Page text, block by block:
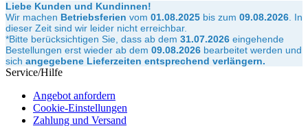
Liebe Kunden und Kundinnen!
Wir machen Betriebsferien vom 01.08.2025 bis zum 09.08.2026 In
dieser Zeit sind wir leider nicht erreichbar.
*Bitte berücksichtigen Sie, dass ab dem 31.07.2026 eingehende
Bestellungen erst wieder ab dem 09.08.2026 bearbeitet werden und
sich angegebene Lieferzeiten entsprechend verlängern.
Service/Hilfe
Angebot anfordern
Cookie-Einstellungen
Zahlung und Versand